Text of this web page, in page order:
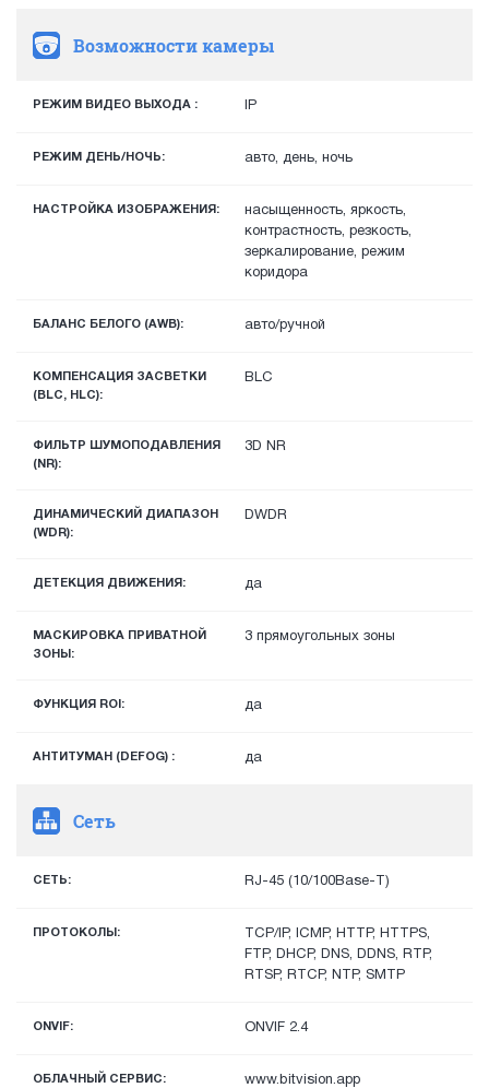
Возможности камеры
РЕЖИМ ВИДЕО ВЫХОДА : IP
РЕЖИМ ДЕНЬ/НОЧЬ: авто, день, ночь
НАСТРОЙКА ИЗОБРАЖЕНИЯ:
насыщенность, яркость,
контрастность, резкость,
зеркалирование, режим
коридора
БАЛАНС БЕЛОГО (AWB): авто/ручной
КОМПЕНСАЦИЯ ЗАСВЕТКИ
(BLC, HLC):
BLC
ФИЛЬТР ШУМОПОДАВЛЕНИЯ
(NR):
3D NR
ДИНАМИЧЕСКИЙ ДИАПАЗОН
(WDR):
DWDR
ДЕТЕКЦИЯ ДВИЖЕНИЯ: да
МАСКИРОВКА ПРИВАТНОЙ
ЗОНЫ:
3 прямоугольных зоны
ФУНКЦИЯ ROI: да
АНТИТУМАН (DEFOG) : да
Сеть
СЕТЬ: RJ-45 (10/100Base-T)
ПРОТОКОЛЫ:
TCP/IP, ICMP, HTTP, HTTPS,
FTP, DHCP, DNS, DDNS, RTP,
RTSP, RTCP, NTP, SMTP
ONVIF: ONVIF 2.4
ОБЛАЧНЫЙ СЕРВИС: www.bitvision.app